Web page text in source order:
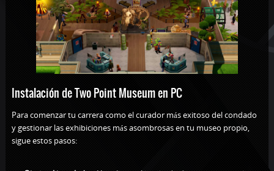
Instalación de Two Point Museum en PC
Para comenzar tu carrera como el curador más exitoso del condado
y gestionar las exhibiciones más asombrosas en tu museo propio,
sigue estos pasos: